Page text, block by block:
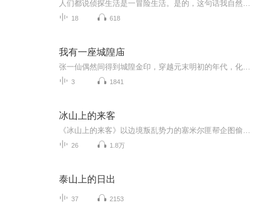
18 618
我有一座城隍庙
3 1841
冰山上的来客
26 1.8万
泰山上的日出
37 2153